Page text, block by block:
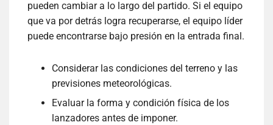
pueden cambiar a lo largo del partido. Si el equipo
que va por detrás logra recuperarse, el equipo líder
puede encontrarse bajo presión en la entrada final.
Considerar las condiciones del terreno y las
previsiones meteorológicas.
Evaluar la forma y condición física de los
lanzadores antes de imponer.